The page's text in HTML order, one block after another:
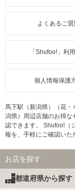
よくあるご質
「Shufoo!」利
個人情報保護
馬下駅（新潟県）（花
潟県）周辺店舗のお得
認できます。 Shufoo!（
報を、手軽にご確認いた
お店を探す
都道府県から探す